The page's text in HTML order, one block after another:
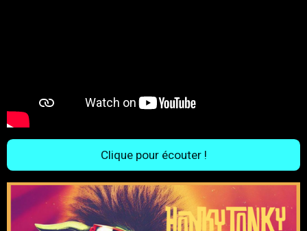
Clique pour écouter !